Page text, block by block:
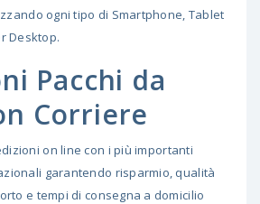
ogni tipo di Smartphone, Tablet
Desktop.
Pacchi da
Corriere
on line con i più importanti
garantendo risparmio, qualità
e tempi di consegna a domicilio